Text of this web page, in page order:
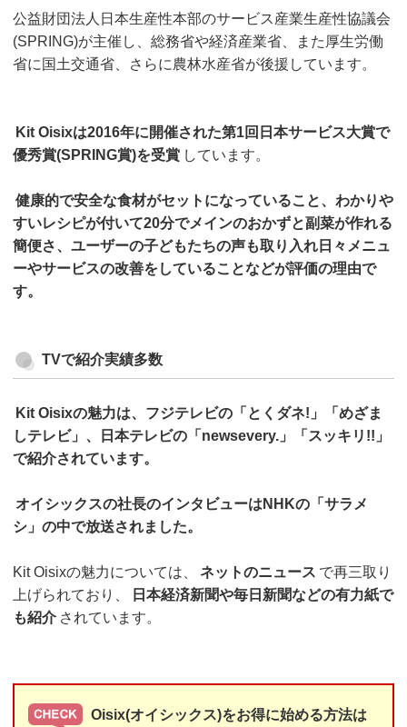
公益財団法人日本生産性本部のサービス産業生産性協議会
(SPRING)が主催し、総務省や経済産業省、また厚生労働
省に国土交通省、さらに農林水産省が後援しています。
Kit Oisixは2016年に開催された第1回日本サービス大賞で
優秀賞(SPRING賞)を受賞 しています。
健康的で安全な食材がセットになっていること、わかりや
すいレシピが付いて20分でメインのおかずと副菜が作れる
簡便さ、ユーザーの子どもたちの声も取り入れ日々メニュ
ーやサービスの改善をしていることなどが評価の理由で
す。
TVで紹介実績多数
Kit Oisixの魅力は、フジテレビの「とくダネ!」「めざま
しテレビ」、日本テレビの「newsevery.」「スッキリ!!」
で紹介されています。
オイシックスの社長のインタビューはNHKの「サラメ
シ」の中で放送されました。
Kit Oisixの魅力については、 ネットのニュース で再三取り
上げられており、
日本経済新聞や毎日新聞などの有力紙で
も紹介 されています。
Oisix(オイシックス)をお得に始める方法は